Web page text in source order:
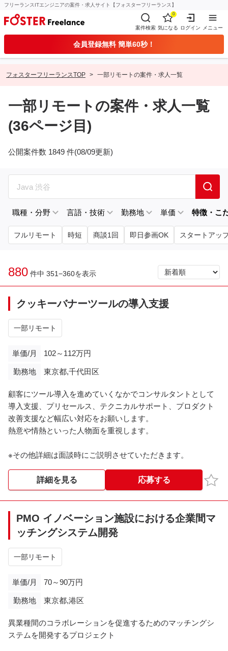
フリーランスITエンジニアの案件・求人サイト【フォスターフリーランス】
案件検索
0
気になる ログイン メニュー
会員登録無料 簡単60秒！
フォスターフリーランスTOP 一部リモートの案件・求人一覧
一部リモートの案件・求人一覧
(36ページ目)
公開案件数 1849 件(08/09更新)
職種・分野 言語・技術 勤務地 単価 特徴・こ
フルリモート 時短 商談1回 即日参画OK スタートアッ
880 件中 351−360を表示
クッキーバナーツールの導入支援
一部リモート
単価/月 102～112万円
勤務地 東京都,千代田区
顧客にツール導入を進めていくなかでコンサルタントとして
導入支援、プリセールス、テクニカルサポート、プロダクト
改善支援など幅広い対応をお願いします。
熱意や情熱といった人物面を重視します。
※その他詳細は面談時にご説明させていただきます。
詳細を見る 応募する お気
PMO イノベーション施設における企業間マ
ッチングシステム開発
一部リモート
単価/月 70～90万円
勤務地 東京都,港区
異業種間のコラボレーションを促進するためのマッチングシ
ステムを開発するプロジェクト